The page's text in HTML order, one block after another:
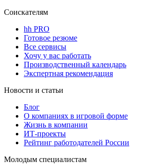
Соискателям
hh PRO
Готовое резюме
Все сервисы
Хочу у вас работать
Производственный календарь
Экспертная рекомендация
Новости и статьи
Блог
О компаниях в игровой форме
Жизнь в компании
ИТ-проекты
Рейтинг работодателей России
Молодым специалистам